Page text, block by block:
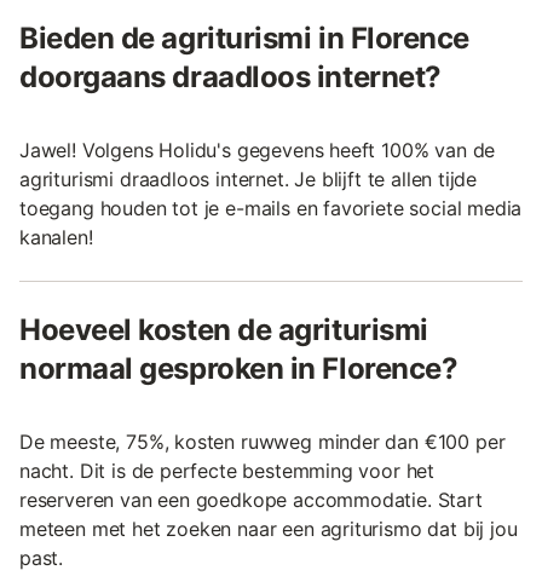
Bieden de agriturismi in Florence
doorgaans draadloos internet?
Jawel! Volgens Holidu's gegevens heeft 100% van de
agriturismi draadloos internet. Je blijft te allen tijde
toegang houden tot je e-mails en favoriete social media
kanalen!
Hoeveel kosten de agriturismi
normaal gesproken in Florence?
De meeste, 75%, kosten ruwweg minder dan €100 per
nacht. Dit is de perfecte bestemming voor het
reserveren van een goedkope accommodatie. Start
meteen met het zoeken naar een agriturismo dat bij jou
past.